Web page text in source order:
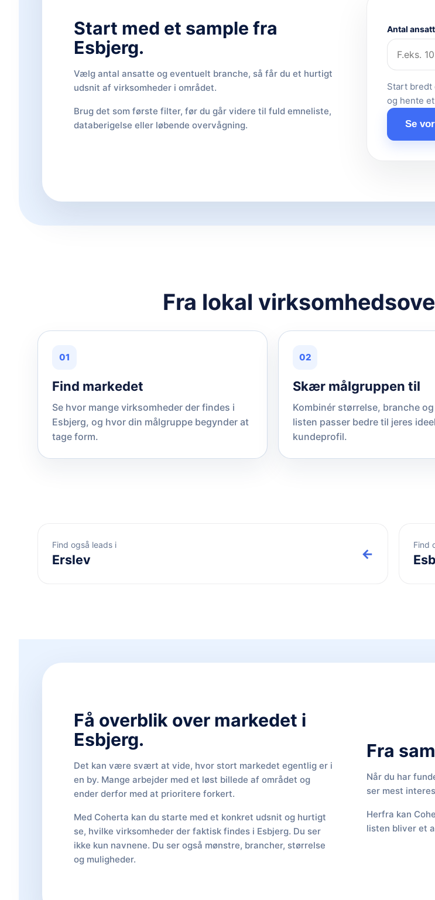
Start med et sample fra
Esbjerg.
Vælg antal ansatte og eventuelt branche, så får du et hurtigt
udsnit af virksomheder i området.
Brug det som første filter, før du går videre til fuld emneliste,
databerigelse eller løbende overvågning.
Antal
Start
og hente
Se
Fra lokal
01
Find markedet
Se hvor mange virksomheder der findes i
Esbjerg, og hvor din målgruppe begynder at
tage form.
02
Skær målgruppen til
Kombinér størrelse, branche
listen passer bedre til jeres
kundeprofil.
Find også leads i
Erslev ←
Find
Få overblik over markedet i
Esbjerg.
Det kan være svært at vide, hvor stort markedet egentlig er i
en by. Mange arbejder med et løst billede af området og
ender derfor med at prioritere forkert.
Med Coherta kan du starte med et konkret udsnit og hurtigt
se, hvilke virksomheder der faktisk findes i Esbjerg. Du ser
ikke kun navnene. Du ser også mønstre, brancher, størrelse
og muligheder.
Fra
Når du har
ser mest
Herfra kan
listen bliver et